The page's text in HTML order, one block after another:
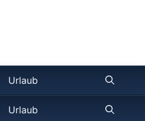
Urlaub
Urlaub